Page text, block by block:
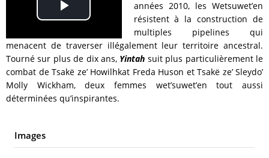
Play
Video
années 2010, les Wetsuwet’en
résistent à la construction de
multiples pipelines qui
menacent de traverser illégalement leur territoire ancestral.
Tourné sur plus de dix ans, Yintah suit plus particulièrement le
combat de Tsakë ze’ Howilhkat Freda Huson et Tsakë ze’ Sleydo’
Molly Wickham, deux femmes wet’suwet’en tout aussi
déterminées qu’inspirantes.
Images